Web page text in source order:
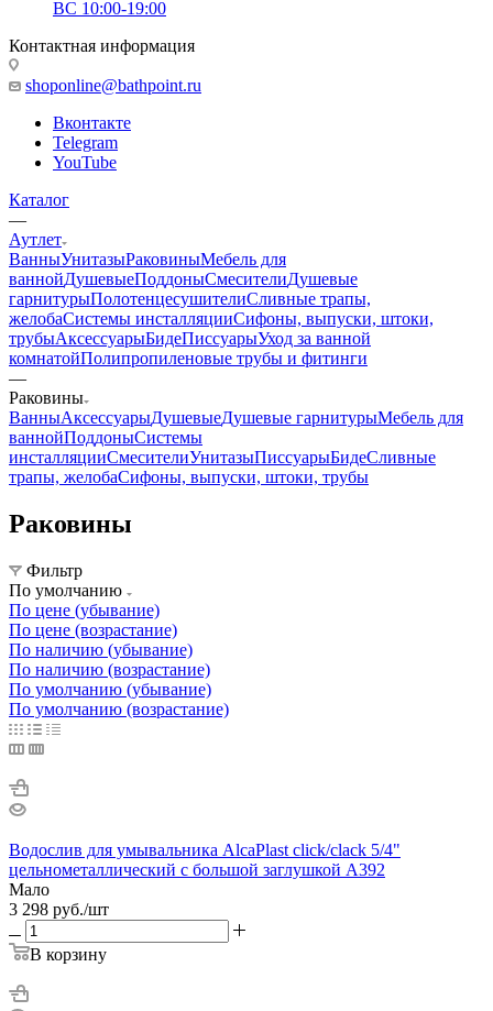
ВС 10:00-19:00
Контактная информация
shoponline@bathpoint.ru
Вконтакте
Telegram
YouTube
Каталог
—
Аутлет
ВанныУнитазыРаковиныМебель для
ваннойДушевыеПоддоныСмесителиДушевые
гарнитурыПолотенцесушителиСливные трапы,
желобаСистемы инсталляцииСифоны, выпуски, штоки,
трубыАксессуарыБидеПиссуарыУход за ванной
комнатойПолипропиленовые трубы и фитинги
—
Раковины
ВанныАксессуарыДушевыеДушевые гарнитурыМебель для
ваннойПоддоныСистемы
инсталляцииСмесителиУнитазыПиссуарыБидеСливные
трапы, желобаСифоны, выпуски, штоки, трубы
Раковины
Фильтр
По умолчанию
По цене (убывание)
По цене (возрастание)
По наличию (убывание)
По наличию (возрастание)
По умолчанию (убывание)
По умолчанию (возрастание)
Водослив для умывальника AlcaPlast click/clack 5/4"
цельнометаллический с большой заглушкой A392
Мало
3 298 руб./шт
В корзину